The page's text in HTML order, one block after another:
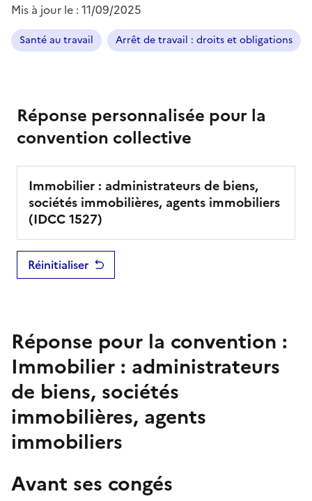
Mis à jour le : 11/09/2025
Santé au travail Arrêt de travail : droits et obligations
Réponse personnalisée pour la
convention collective
Immobilier : administrateurs de biens,
sociétés immobilières, agents immobiliers
(IDCC1527)
Réinitialiser
Réponse pour la convention :
Immobilier : administrateurs
de biens, sociétés
immobilières, agents
immobiliers
Avant ses congés